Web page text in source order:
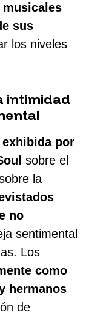
musicales
sus
los niveles
intimidad
por
sobre el
la
no
sentimental
Los
como
hermanos
de